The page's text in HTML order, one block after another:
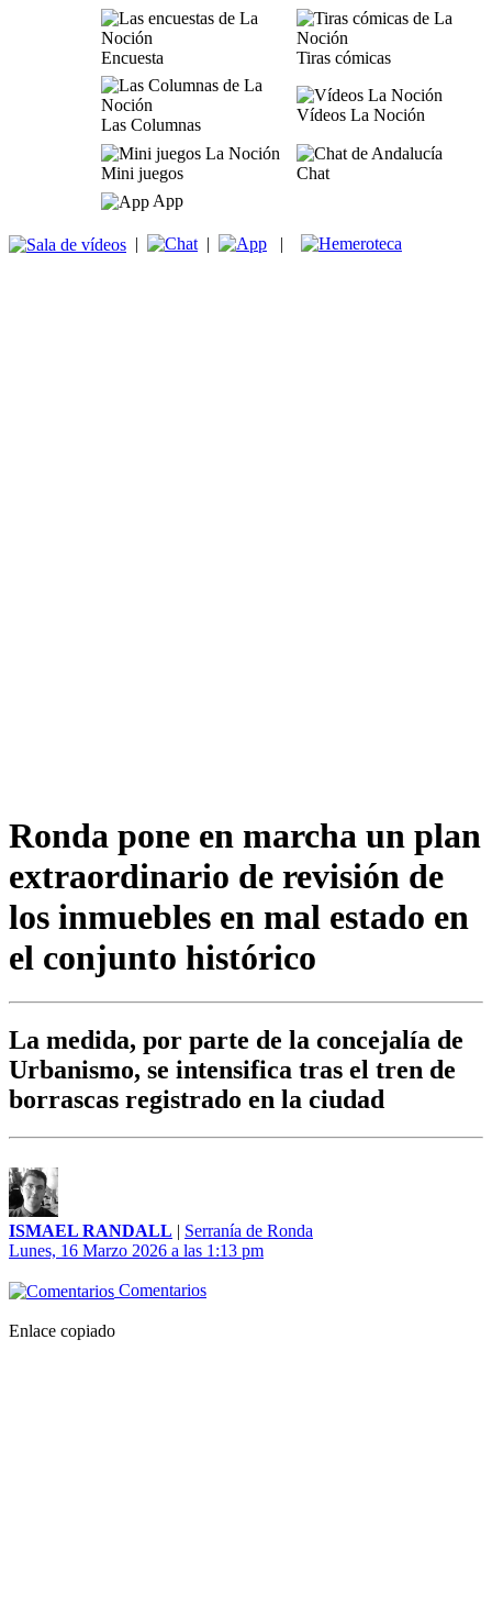
Encuesta Tiras cómicas
Las Columnas
Vídeos La Noción
Mini juegos
Chat
App
| | |
Ronda pone en marcha un plan
extraordinario de revisión de
los inmuebles en mal estado en
el conjunto histórico
La medida, por parte de la concejalía de
Urbanismo, se intensifica tras el tren de
borrascas registrado en la ciudad
ISMAEL RANDALL | Serranía de Ronda
Lunes, 16 Marzo 2026 a las 1:13 pm
Comentarios
Enlace copiado